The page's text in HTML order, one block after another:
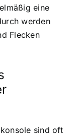
eine
werden
Flecken
sind oft